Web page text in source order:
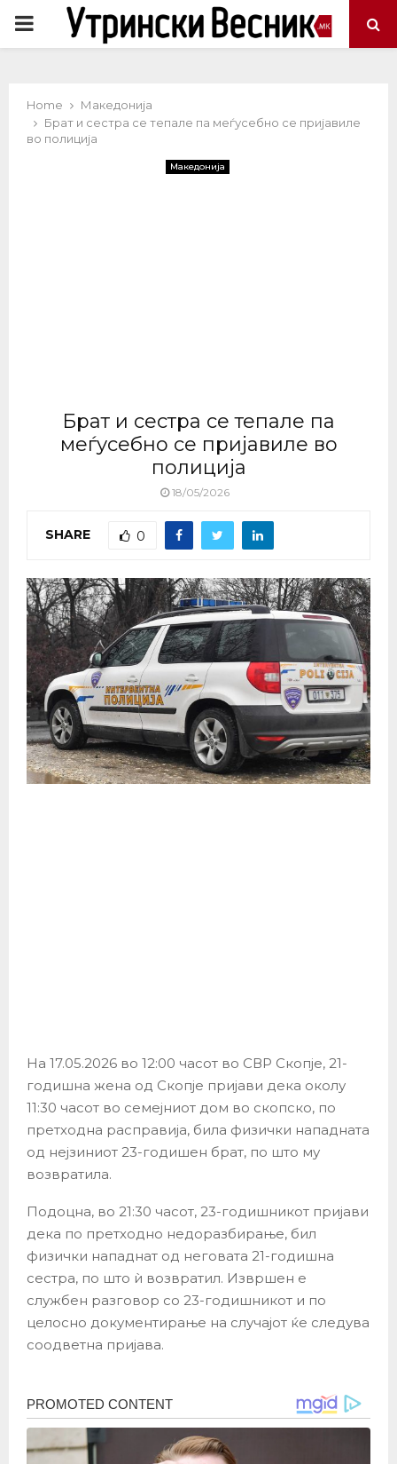
PRIMARY
Home
Македонија
Брат и сестра се тепале па меѓусебно се пријавиле
во полиција
Македонија
Брат и сестра се тепале па
меѓусебно се пријавиле во
полиција
18/05/2026
SHARE 0
На 17.05.2026 во 12:00 часот во СВР Скопје, 21-
годишна жена од Скопје пријави дека околу
11:30 часот во семејниот дом во скопско, по
претходна расправија, била физички нападната
од нејзиниот 23-годишен брат, по што му
возвратила.
Подоцна, во 21:30 часот, 23-годишникот пријави
дека по претходно недоразбирање, бил
физички нападнат од неговата 21-годишна
сестра, по што ѝ возвратил. Извршен е
службен разговор со 23-годишникот и по
целосно документирање на случајот ќе следува
соодветна пријава.